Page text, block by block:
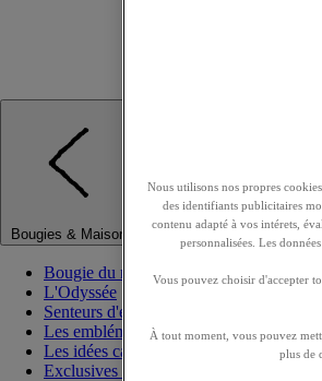
Bougies & Maison
Candles & Home
Bougie du mois Choisya
L'Odyssée
Senteurs d'été
Les emblématiques
Les idées cadeaux
Exclusives candles
Nous utilisons nos propres
des identifiants publicitaires
contenu adapté à vos intérets,
personnalisées. Les
Vous pouvez choisir d'accepter
À tout moment, vous pouvez
plus de